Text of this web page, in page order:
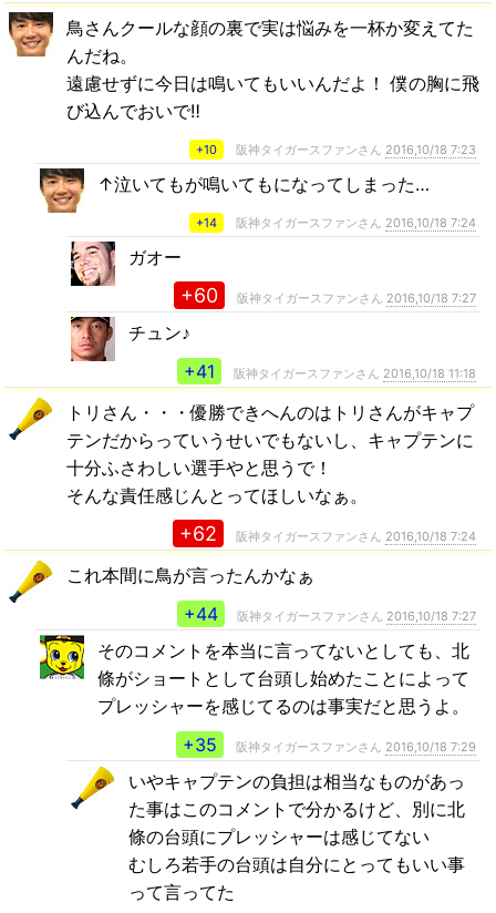
鳥さんクールな顔の裏で実は悩みを一杯か変えてた
んだね。
遠慮せずに今日は鳴いてもいいんだよ！ 僕の胸に飛
び込んでおいで‼
+10 阪神タイガースファンさん 2016,10/18 7:23
↑泣いてもが鳴いてもになってしまった…
+14 阪神タイガースファンさん 2016,10/18 7:24
ガオー
+60 阪神タイガースファンさん 2016,10/18 7:27
チュン♪
+41
阪神タイガースファンさん 2016,10/18 11:18
トリさん・・・優勝できへんのはトリさんがキャプ
テンだからっていうせいでもないし、キャプテンに
十分ふさわしい選手やと思うで！
そんな責任感じんとってほしいなぁ。
+62 阪神タイガースファンさん 2016,10/18 7:24
これ本間に鳥が言ったんかなぁ
+44
阪神タイガースファンさん 2016,10/18 7:27
そのコメントを本当に言ってないとしても、北
條がショートとして台頭し始めたことによって
プレッシャーを感じてるのは事実だと思うよ。
+35
阪神タイガースファンさん 2016,10/18 7:29
いやキャプテンの負担は相当なものがあっ
た事はこのコメントで分かるけど、別に北
條の台頭にプレッシャーは感じてない
むしろ若手の台頭は自分にとってもいい事
って言ってた